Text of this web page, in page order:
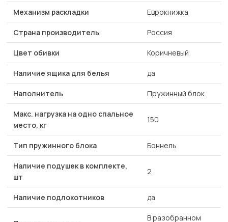
Механизм раскладки Еврокнижка
Страна производитель Россия
Цвет обивки Коричневый
Наличие ящика для белья да
Наполнитель Пружинный блок
Макс. нагрузка на одно спальное
место, кг
150
Тип пружинного блока Боннель
Наличие подушек в комплекте,
шт
2
Наличие подлокотников да
В разобранном